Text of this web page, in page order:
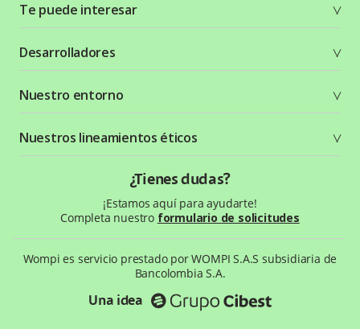
Te puede interesar
Planes y tarifas
Crea tu cuenta
Seguridad
Términos y condiciones
Política de privacidad
Desarrolladores
Recursos gráficos
Status Page
Nuestro entorno
¿Qué es Wompi?
Wiki Wompi
Preguntas frecuentes
Nuestros lineamientos éticos
¿Tienes dudas?
¡Estamos aquí para ayudarte!
Completa nuestro formulario de solicitudes
Wompi es servicio prestado por WOMPI S.A.S subsidiaria de
Bancolombia S.A.
Una idea